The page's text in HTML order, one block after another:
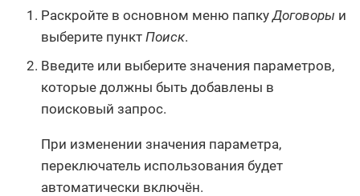
Раскройте в основном меню папкуДоговоры и
выберите пункт Поиск.
Введите или выберите значения параметров,
которые должны быть добавлены в
поисковый запрос.
При изменении значения параметра,
переключатель использования будет
автоматически включён.